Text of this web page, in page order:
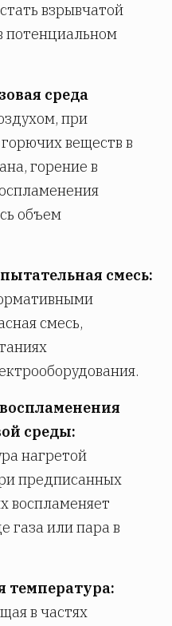
взрывчатой
потенциальном
среда
при
веществ в
горение в
объем
смесь:
смесь,
среды:
нагретой
предписанных
воспламеняет
газа или пара в
температура:
в частях